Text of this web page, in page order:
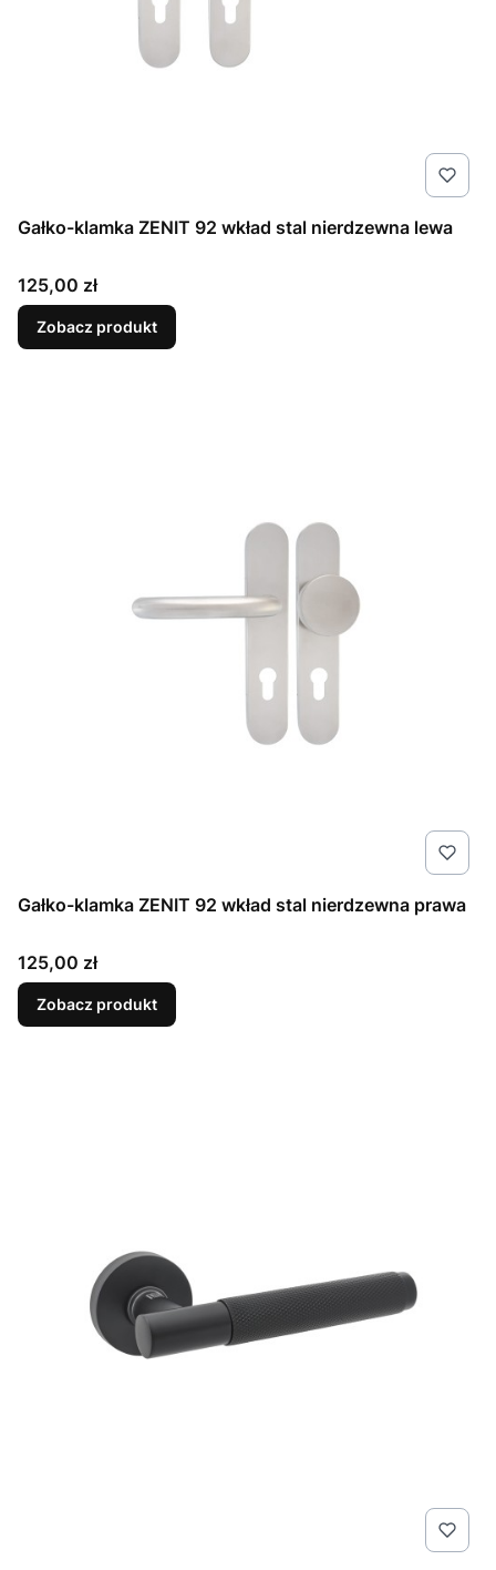
Gałko-klamka ZENIT 92 wkład stal nierdzewna lewa
Cena
125,00 zł
Zobacz produkt
Gałko-klamka ZENIT 92 wkład stal nierdzewna prawa
Cena
125,00 zł
Zobacz produkt